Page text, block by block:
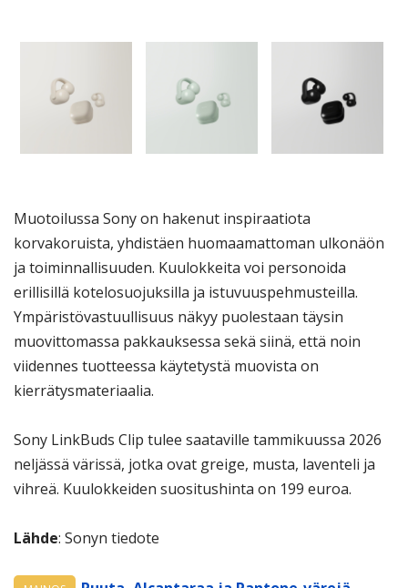
Muotoilussa Sony on hakenut inspiraatiota
korvakoruista, yhdistäen huomaamattoman ulkonäön
ja toiminnallisuuden. Kuulokkeita voi personoida
erillisillä kotelosuojuksilla ja istuvuuspehmusteilla.
Ympäristövastuullisuus näkyy puolestaan täysin
muovittomassa pakkauksessa sekä siinä, että noin
viidennes tuotteessa käytetystä muovista on
kierrätysmateriaalia.
Sony LinkBuds Clip tulee saataville tammikuussa 2026
neljässä värissä, jotka ovat greige, musta, laventeli ja
vihreä. Kuulokkeiden suositushinta on 199 euroa.
Lähde: Sonyn tiedote